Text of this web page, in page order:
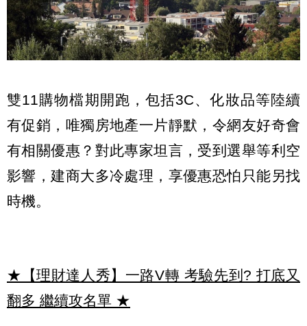
雙11購物檔期開跑，包括3C、化妝品等陸續
有促銷，唯獨房地產一片靜默，令網友好奇會
有相關優惠？對此專家坦言，受到選舉等利空
影響，建商大多冷處理，享優惠恐怕只能另找
時機。
★【理財達人秀】一路V轉 考驗先到? 打底又
翻多 繼續攻名單 ★